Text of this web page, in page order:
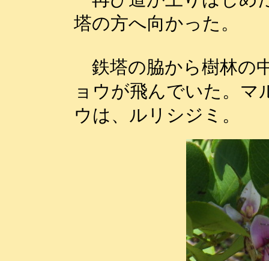
塔の方へ向かった。
鉄塔の脇から樹林の
ョウが飛んでいた。
ウは、ルリシジミ。